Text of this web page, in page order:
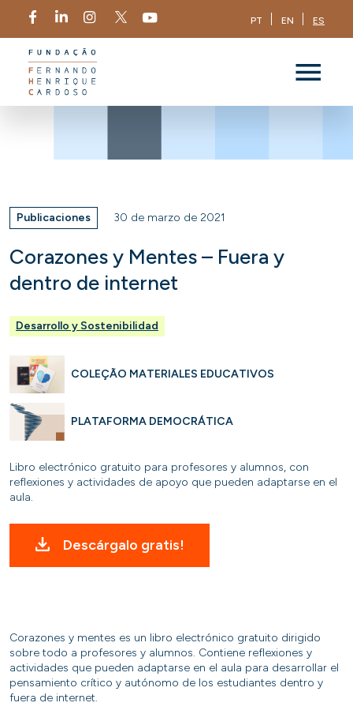
PT EN ES
Publicaciones 30 de marzo de 2021
Corazones y Mentes – Fuera y
dentro de internet
Desarrollo y Sostenibilidad
COLEÇÃO MATERIALES EDUCATIVOS
PLATAFORMA DEMOCRÁTICA
Libro electrónico gratuito para profesores y alumnos, con
reflexiones y actividades de apoyo que pueden adaptarse en el
aula.
Descárgalo gratis!
Corazones y mentes es un libro electrónico gratuito dirigido
sobre todo a profesores y alumnos. Contiene reflexiones y
actividades que pueden adaptarse en el aula para desarrollar el
pensamiento crítico y autónomo de los estudiantes dentro y
fuera de internet.